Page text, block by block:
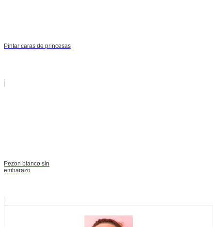
Pintar caras de princesas
Pezon blanco sin
embarazo